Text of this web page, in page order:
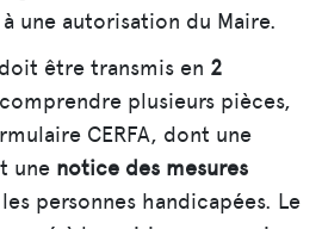
une autorisation du Maire.
être transmis en 2
plusieurs pièces,
CERFA, dont une
une notice des mesures
personnes handicapées. Le